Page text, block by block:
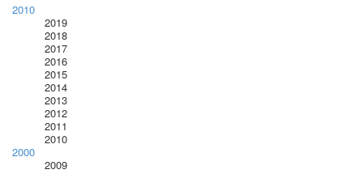
2010
2019
2018
2017
2016
2015
2014
2013
2012
2011
2010
2000
2009